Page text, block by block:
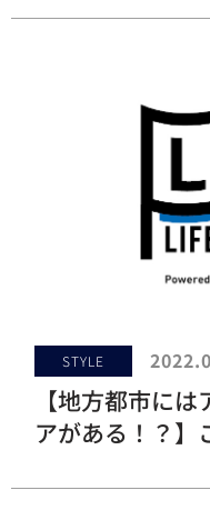
STYLE
【地方都市に
アがある！？】